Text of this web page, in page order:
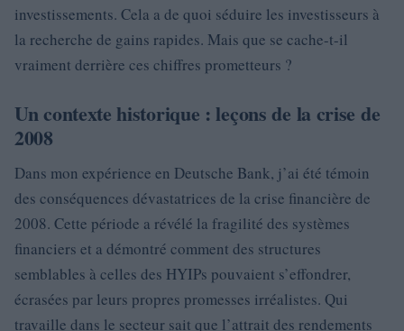
investissements. Cela a de quoi séduire les investisseurs à
la recherche de gains rapides. Mais que se cache-t-il
vraiment derrière ces chiffres prometteurs ?
Un contexte historique : leçons de la crise de
2008
Dans mon expérience en Deutsche Bank, j’ai été témoin
des conséquences dévastatrices de la crise financière de
2008. Cette période a révélé la fragilité des systèmes
financiers et a démontré comment des structures
semblables à celles des HYIPs pouvaient s’effondrer,
écrasées par leurs propres promesses irréalistes. Qui
travaille dans le secteur sait que l’attrait des rendements